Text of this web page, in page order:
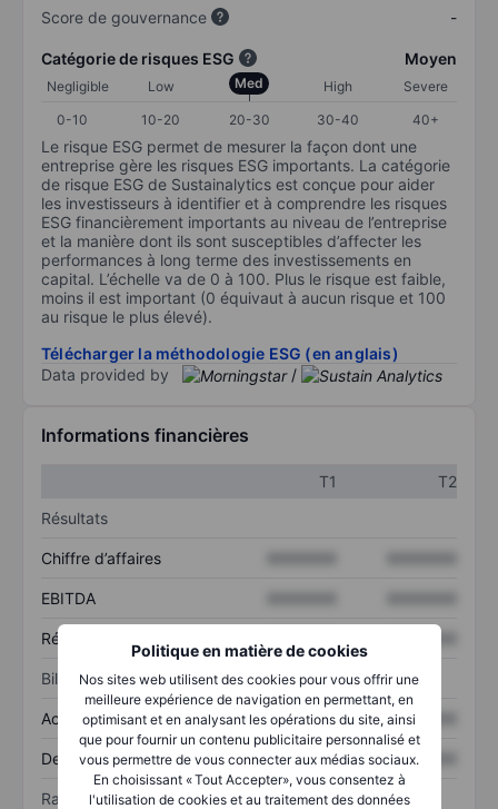
Politique en matière de cookies
Nos sites web utilisent des cookies pour vous offrir une
meilleure expérience de navigation en permettant, en
optimisant et en analysant les opérations du site, ainsi
que pour fournir un contenu publicitaire personnalisé et
vous permettre de vous connecter aux médias sociaux.
En choisissant « Tout Accepter», vous consentez à
l'utilisation de cookies et au traitement des données
Score de gouvernance
-
Catégorie de risques ESG Moyen
Negligible Low Med High
Severe
0-10
10-20 20-30 30-40 40+
Le risque ESG permet de mesurer la façon dont une
entreprise gère les risques ESG importants. La catégorie
de risque ESG de Sustainalytics est conçue pour aider
les investisseurs à identifier et à comprendre les risques
ESG financièrement importants au niveau de l’entreprise
et la manière dont ils sont susceptibles d’affecter les
performances à long terme des investissements en
capital. L’échelle va de 0 à 100. Plus le risque est faible,
moins il est important (0 équivaut à aucun risque et 100
au risque le plus élevé).
Télécharger la méthodologie ESG (en anglais)
Data provided by
/
Informations financières
T1
T2
Résultats
Chiffre d’affaires
EBITDA
Résultat net
Bilan
Actif total XXXXXXX XXXXXXX
Dette totale XXXXXXX XXXXXXX
Ratios